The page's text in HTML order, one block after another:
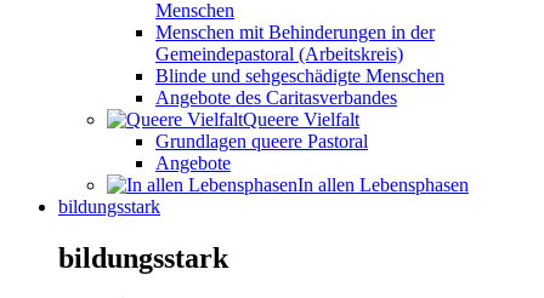
Menschen
Menschen mit Behinderungen in der
Gemeindepastoral (Arbeitskreis)
Blinde und sehgeschädigte Menschen
Angebote des Caritasverbandes
Queere Vielfalt
Grundlagen queere Pastoral
Angebote
In allen Lebensphasen
bildungsstark
bildungsstark